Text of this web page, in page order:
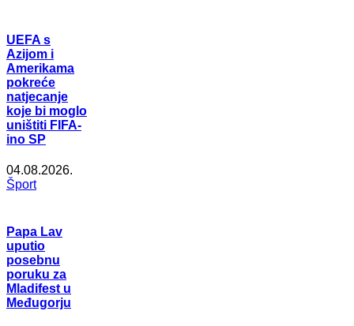
UEFA s
Azijom i
Amerikama
pokreće
natjecanje
koje bi moglo
uništiti FIFA-
ino SP
04.08.2026.
Šport
Papa Lav
uputio
posebnu
poruku za
Mladifest u
Međugorju